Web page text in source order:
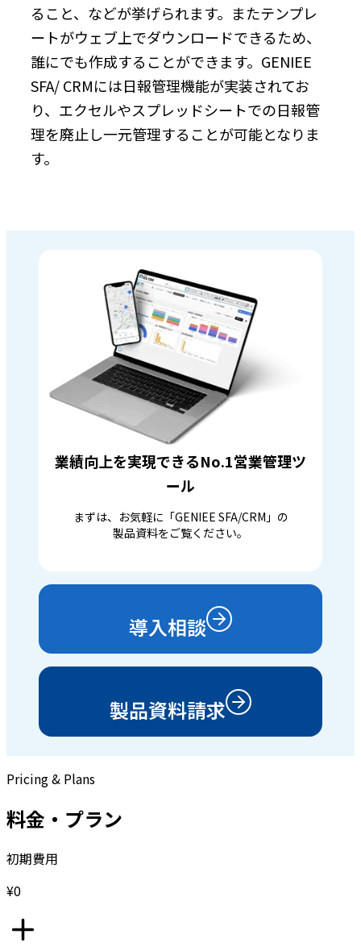
ること、などが挙げられます。またテンプレ
ートがウェブ上でダウンロードできるため、
誰にでも作成することができます。GENIEE
SFA/ CRMには日報管理機能が実装されてお
り、エクセルやスプレッドシートでの日報管
理を廃止し一元管理することが可能となりま
す。
業績向上を実現できるNo.1営業管理ツ
ール
まずは、お気軽に「GENIEE SFA/CRM」の
製品資料をご覧ください。
導入相談
製品資料請求
Pricing & Plans
料金・プラン
初期費用
¥0